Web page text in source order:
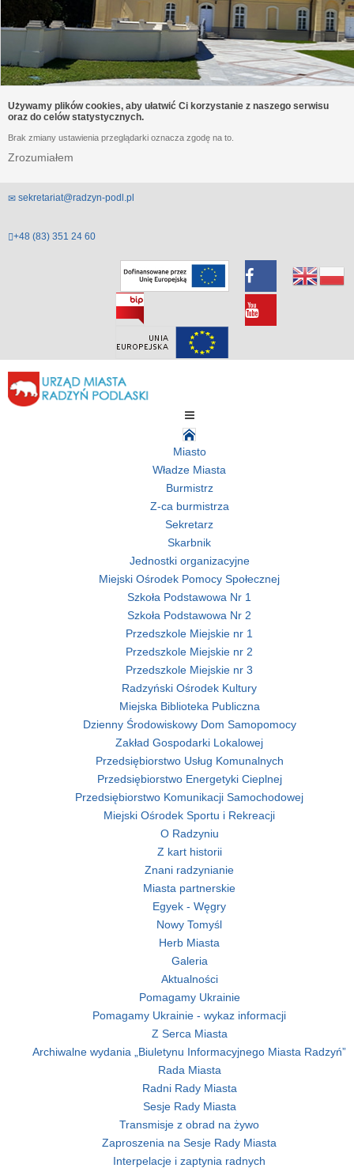
Używamy plików cookies, aby ułatwić Ci korzystanie z naszego serwisu
oraz do celów statystycznych.
Brak zmiany ustawienia przeglądarki oznacza zgodę na to.
Zrozumiałem
sekretariat@radzyn-podl.pl
+48 (83) 351 24 60
Miasto
Władze Miasta
Burmistrz
Z-ca burmistrza
Sekretarz
Skarbnik
Jednostki organizacyjne
Miejski Ośrodek Pomocy Społecznej
Szkoła Podstawowa Nr 1
Szkoła Podstawowa Nr 2
Przedszkole Miejskie nr 1
Przedszkole Miejskie nr 2
Przedszkole Miejskie nr 3
Radzyński Ośrodek Kultury
Miejska Biblioteka Publiczna
Dzienny Środowiskowy Dom Samopomocy
Zakład Gospodarki Lokalowej
Przedsiębiorstwo Usług Komunalnych
Przedsiębiorstwo Energetyki Cieplnej
Przedsiębiorstwo Komunikacji Samochodowej
Miejski Ośrodek Sportu i Rekreacji
O Radzyniu
Z kart historii
Znani radzynianie
Miasta partnerskie
Egyek - Węgry
Nowy Tomyśl
Herb Miasta
Galeria
Aktualności
Pomagamy Ukrainie
Pomagamy Ukrainie - wykaz informacji
Z Serca Miasta
Archiwalne wydania „Biuletynu Informacyjnego Miasta Radzyń”
Rada Miasta
Radni Rady Miasta
Sesje Rady Miasta
Transmisje z obrad na żywo
Zaproszenia na Sesje Rady Miasta
Interpelacje i zaptynia radnych